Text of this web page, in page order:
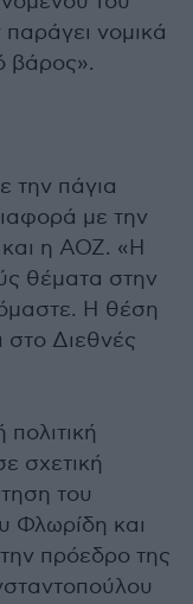
νομικά
βάρος».
την πάγια
με την
και η ΑΟΖ. «Η
θέματα στην
Η θέση
στο Διεθνές
σχετική
του
Φλωρίδη και
πρόεδρο της